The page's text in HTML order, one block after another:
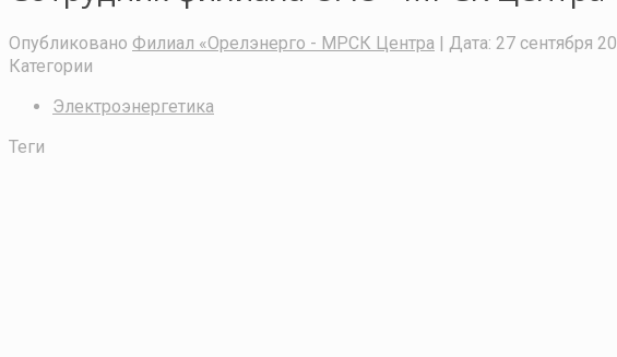
Опубликовано Филиал «Орелэнерго - МРСК Центра | Дата: 27 сентября
Категории
Электроэнергетика
Теги